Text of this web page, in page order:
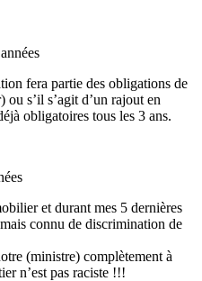
fera partie des obligations de
s’il s’agit d’un rajout en
obligatoires tous les 3 ans.
et durant mes 5 dernières
connu de discrimination de
(ministre) complètement à
n’est pas raciste !!!